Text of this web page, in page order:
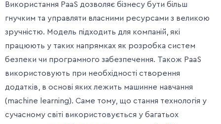
Використання PaaS дозволяє бізнесу бути більш
гнучким та управляти власними ресурсами з великою
зручністю. Модель підходить для компаній, які
працюють у таких напрямках як розробка систем
безпеки чи програмного забезпечення. Також PaaS
використовують при необхідності створення
додатків, в основі яких лежить машинне навчання
(machine learning). Саме тому, що стання технологія у
сучасному світі використовується у багатьох